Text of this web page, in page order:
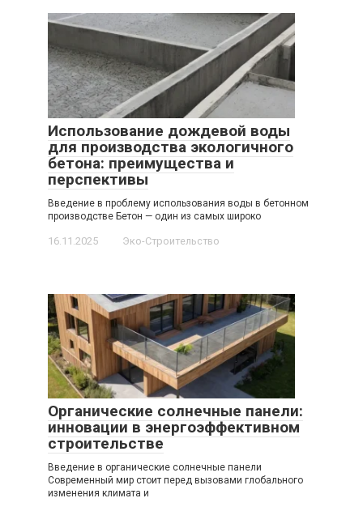
Использование дождевой воды
для производства экологичного
бетона: преимущества и
перспективы
Введение в проблему использования воды в бетонном
производстве Бетон — один из самых широко
16.11.2025 Эко-Строительство
Органические солнечные панели:
инновации в энергоэффективном
строительстве
Введение в органические солнечные панели
Современный мир стоит перед вызовами глобального
изменения климата и